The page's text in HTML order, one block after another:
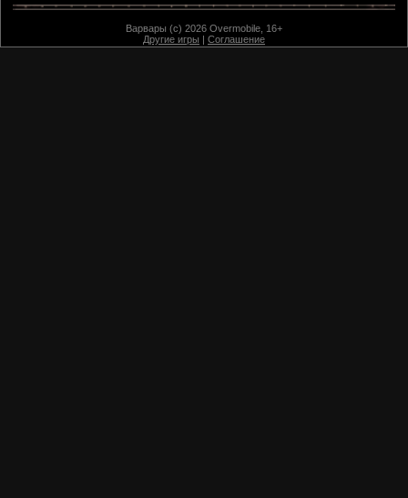
Варвары (c) 2026 Overmobile, 16+
Другие игры | Соглашение